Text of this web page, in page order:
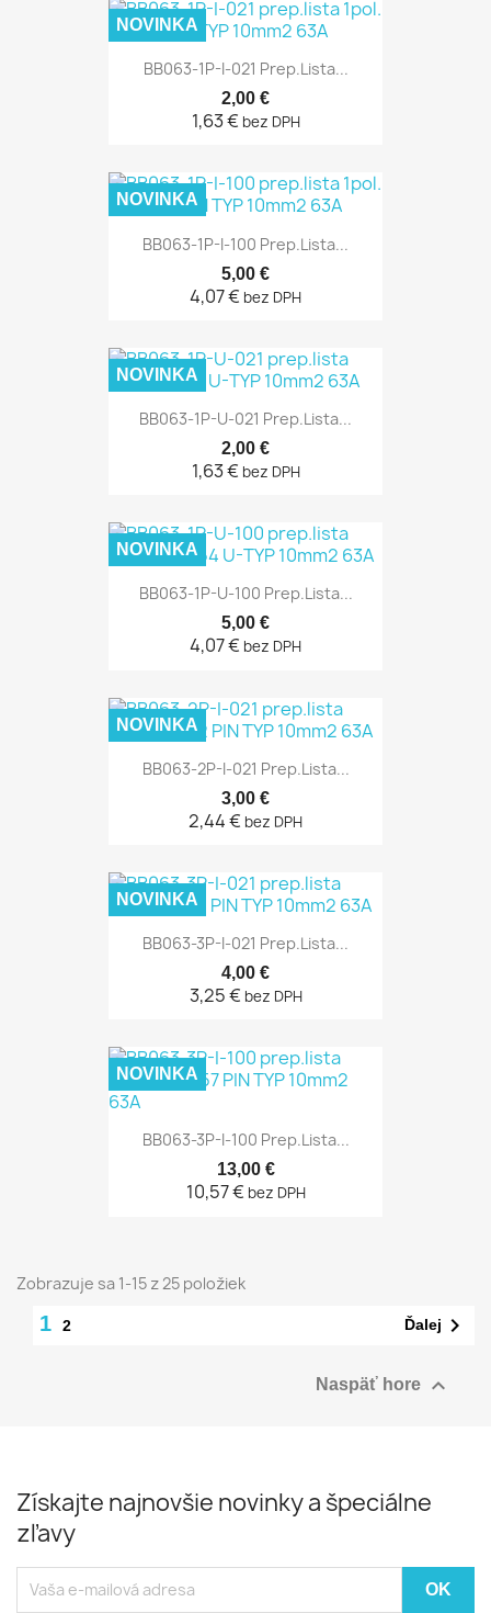
BB063-1P-I-021 Prep.lista...
2,00 €
1,63 € bez DPH
NOVINKA
BB063-1P-I-100 Prep.lista...
5,00 €
4,07 € bez DPH
NOVINKA
BB063-1P-U-021 Prep.lista...
2,00 €
1,63 € bez DPH
NOVINKA
BB063-1P-U-100 Prep.lista...
5,00 €
4,07 € bez DPH
NOVINKA
BB063-2P-I-021 Prep.lista...
3,00 €
2,44 € bez DPH
NOVINKA
BB063-3P-I-021 Prep.lista...
4,00 €
3,25 € bez DPH
NOVINKA
BB063-3P-I-100 Prep.lista...
13,00 €
10,57 € bez DPH
NOVINKA
Zobrazuje sa 1-15 z 25 položiek
1 2 Ďalej 
Naspäť hore 
Získajte najnovšie novinky a špeciálne
zľavy